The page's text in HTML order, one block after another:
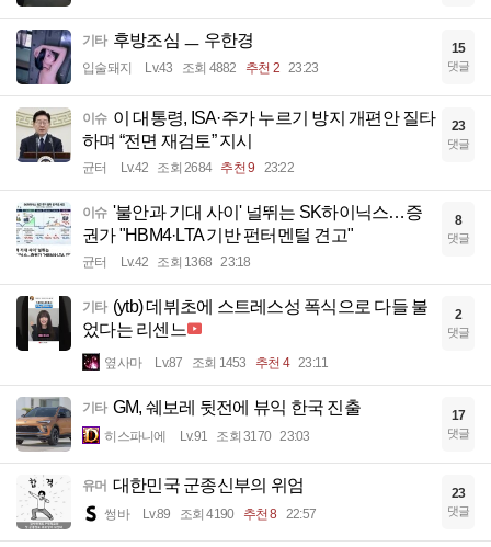
기타 후방조심 ㅡ 우한경
입술돼지 Lv.43 조회 4882 추천 2 23:23
15
댓글
이슈 이 대통령, ISA·주가 누르기 방지 개편안 질타
하며 “전면 재검토” 지시
균터 Lv.42 조회 2684 추천 9 23:22
23
댓글
이슈 '불안과 기대 사이' 널뛰는 SK하이닉스…증
권가 "HBM4·LTA 기반 펀터멘털 견고"
균터 Lv.42 조회 1368 23:18
8
댓글
기타 (ytb) 데뷔초에 스트레스성 폭식으로 다들 불
었다는 리센느
옆사마 Lv.87 조회 1453 추천 4 23:11
2
댓글
기타 GM, 쉐보레 뒷전에 뷰익 한국 진출
히스파니에 Lv.91 조회 3170 23:03
17
댓글
유머 대한민국 군종신부의 위엄
썽바 Lv.89 조회 4190 추천 8 22:57
23
댓글